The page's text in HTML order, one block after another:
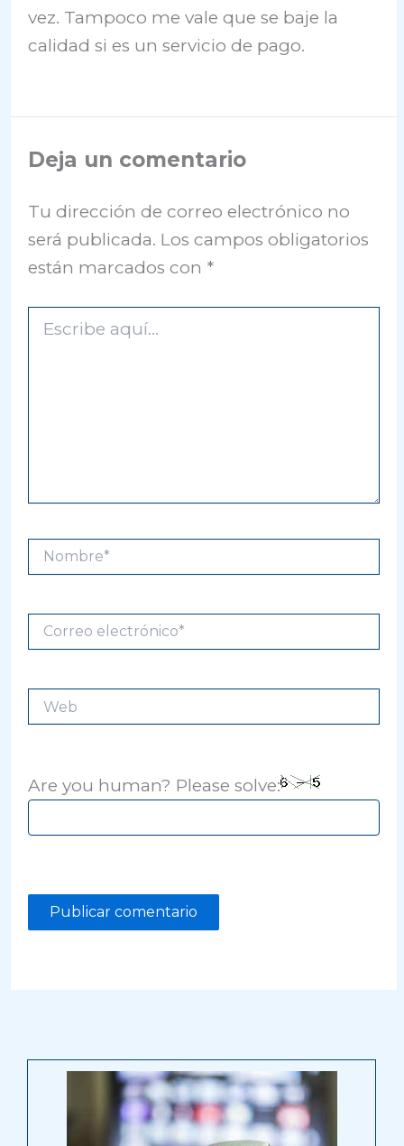
vez. Tampoco me vale que se baje la
calidad si es un servicio de pago.
Deja un comentario
Tu dirección de correo electrónico no
será publicada. Los campos obligatorios
están marcados con *
aquí...
Nombre*
Correo
electrónico*
Are you human? Please solve: